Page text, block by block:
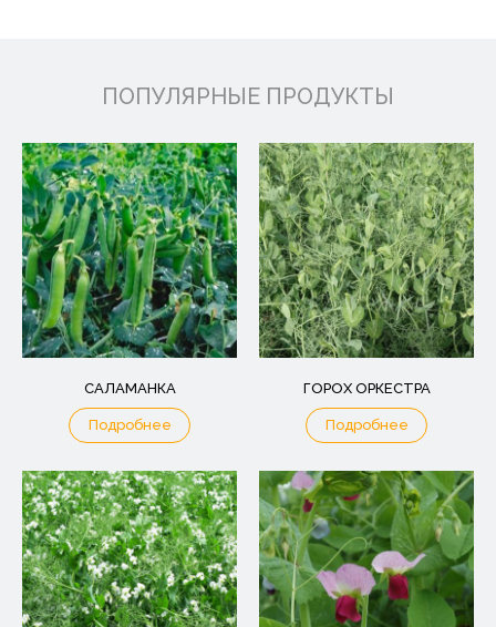
ПОПУЛЯРНЫЕ ПРОДУКТЫ
САЛАМАНКА
Подробнее
ГОРОХ ОРКЕСТРА
Подробнее